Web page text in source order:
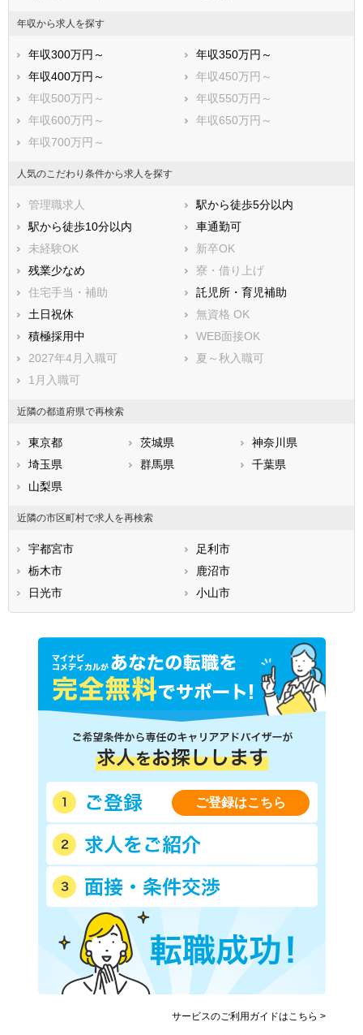
年収から求人を探す
年収300万円～
年収350万円～
年収400万円～
年収450万円～
年収500万円～
年収550万円～
年収600万円～
年収650万円～
年収700万円～
人気のこだわり条件から求人を探す
管理職求人
駅から徒歩5分以内
駅から徒歩10分以内
車通勤可
未経験OK
新卒OK
残業少なめ
寮・借り上げ
住宅手当・補助
託児所・育児補助
土日祝休
無資格 OK
積極採用中
WEB面接OK
2027年4月入職可
夏～秋入職可
1月入職可
近隣の都道府県で再検索
東京都 茨城県
神奈川県
埼玉県
群馬県
千葉県
山梨県
近隣の市区町村で求人を再検索
宇都宮市
足利市
栃木市
鹿沼市
日光市
小山市
ご登録はこちら
サービスのご利用ガイドはこちら >